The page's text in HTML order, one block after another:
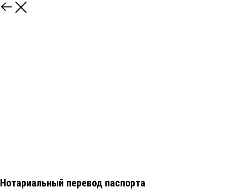
Нотариальный перевод паспорта